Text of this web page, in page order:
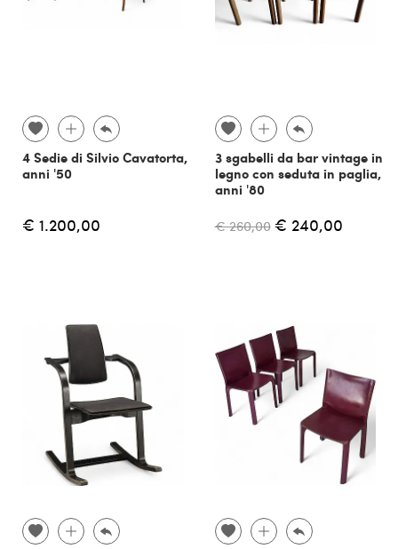
4 Sedie di Silvio Cavatorta,
anni '50
€ 1.200,00
3 sgabelli da bar vintage in
legno con seduta in paglia,
anni '80
€ 260,00 € 240,00